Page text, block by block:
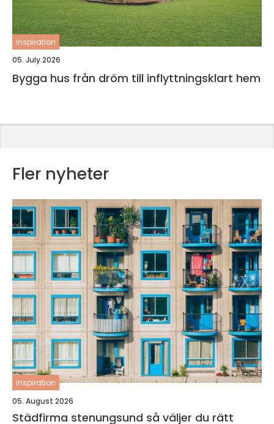
inspiration
05. July 2026
Bygga hus från dröm till inflyttningsklart hem
Fler nyheter
inspiration
05. August 2026
Städfirma stenungsund så väljer du rätt